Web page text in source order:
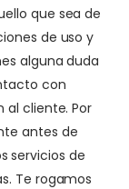
que sea de
de uso y
alguna duda
con
al cliente. Por
antes de
servicios de
Te rogamos